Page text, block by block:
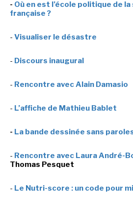
ÉVÉNEMENTS
CONVENTION
EMISSION
AUTEURS&
- Où en est l’école politique de
française ?
- Visualiser le désastre
- Discours inaugural
- Rencontre avec Alain Damasio
- L’affiche de Mathieu Bablet
- La bande dessinée sans
- Rencontre avec Laura André-
Thomas Pesquet
- Le Nutri-score : un code pour